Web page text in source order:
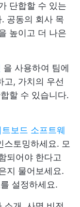
단합할 수 있는
공동의 회사 목
높이고 더 나은
을 사용하여 팀에
고, 가치의 우선
할 수 있습니다.
트보드 소프트웨
스토밍하세요. 모
되어야 한다고
지 물어보세요.
설정하세요.